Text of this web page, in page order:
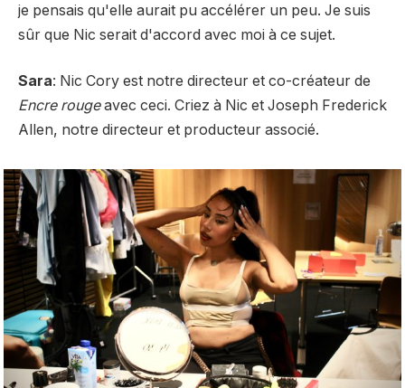
je pensais qu'elle aurait pu accélérer un peu. Je suis
sûr que Nic serait d'accord avec moi à ce sujet.
Sara: Nic Cory est notre directeur et co-créateur de
Encre rougeavec ceci. Criez à Nic et Joseph Frederick
Allen, notre directeur et producteur associé.